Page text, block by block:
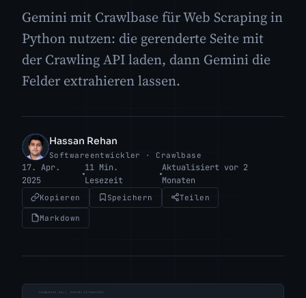
Gemini mit Crawlbase für Web Scraping in
Python nutzen: die gerenderte Seite mit
der Crawling API laden, dann Gemini die
Felder extrahieren lassen.
HR
Hassan Rehan
Softwareentwickler · Crawlbase
17. Apr.
2025
11 Min.
Lesezeit
Aktualisiert vor 2
Monaten
Kopieren Speichern Teilen
Markdown